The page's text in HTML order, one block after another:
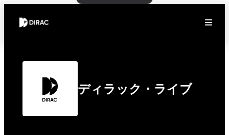
ディラック・ライブ